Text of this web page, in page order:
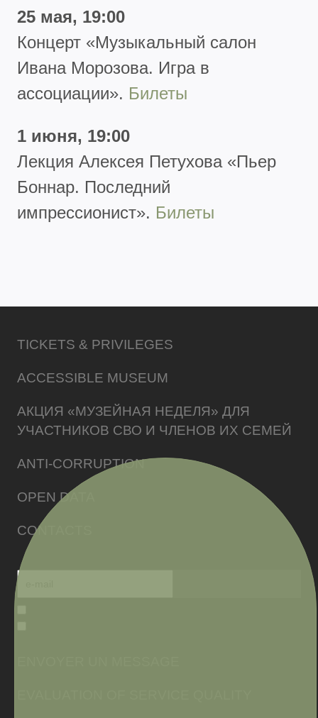
25 мая, 19:00
Концерт «Музыкальный салон
Ивана Морозова. Игра в
ассоциации». Билеты
1 июня, 19:00
Лекция Алексея Петухова «Пьер
Боннар. Последний
импрессионист». Билеты
TICKETS & PRIVILEGES
ACCESSIBLE MUSEUM
АКЦИЯ «МУЗЕЙНАЯ НЕДЕЛЯ» ДЛЯ
УЧАСТНИКОВ СВО И ЧЛЕНОВ ИХ СЕМЕЙ
ANTI-CORRUPTION
OPEN DATA
CONTACTS